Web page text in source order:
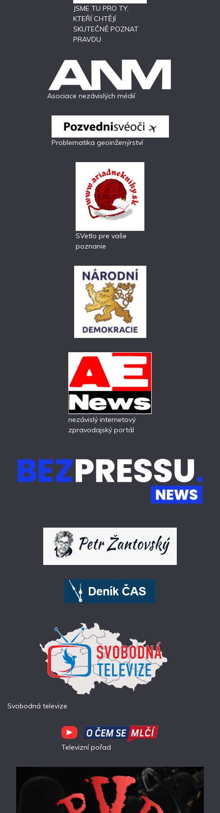
JSME TU PRO TY,
KTEŘÍ CHTĚJÍ
SKUTEČNĚ POZNAT
PRAVDU
Asociace nezávislých médií
Problematika geoinženýrství
SVetlo pre vaše
poznanie
nezávislý internetový
zpravodajský portál
Svobodná televize
Televizní pořad